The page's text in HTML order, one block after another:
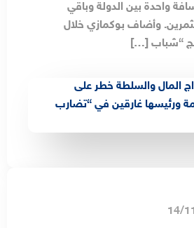
واحدة بين الدولة وباقي
وأضاف بوكمازي خلال
“شباب […]
14/